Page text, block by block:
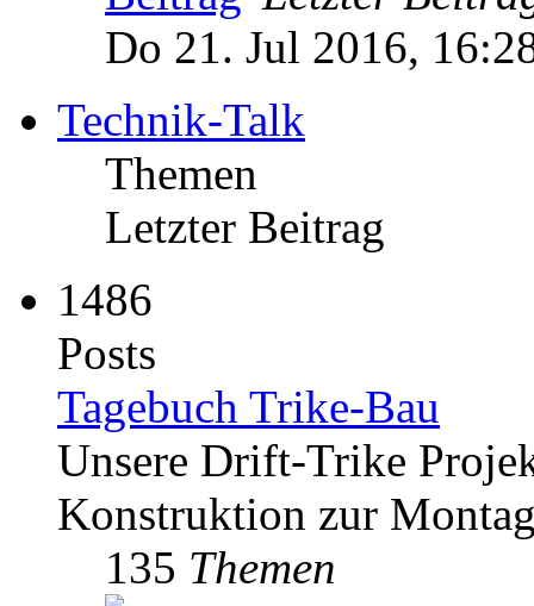
Do 21. Jul 2016,
Technik-Talk
Themen
Letzter Beitrag
1486
Posts
Tagebuch Trike-Bau
Unsere Drift-Trike
Konstruktion zur
135 Themen